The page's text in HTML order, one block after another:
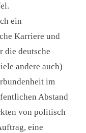
ein
Karriere und
die deutsche
andere auch)
im
Abstand
von politisch
eine